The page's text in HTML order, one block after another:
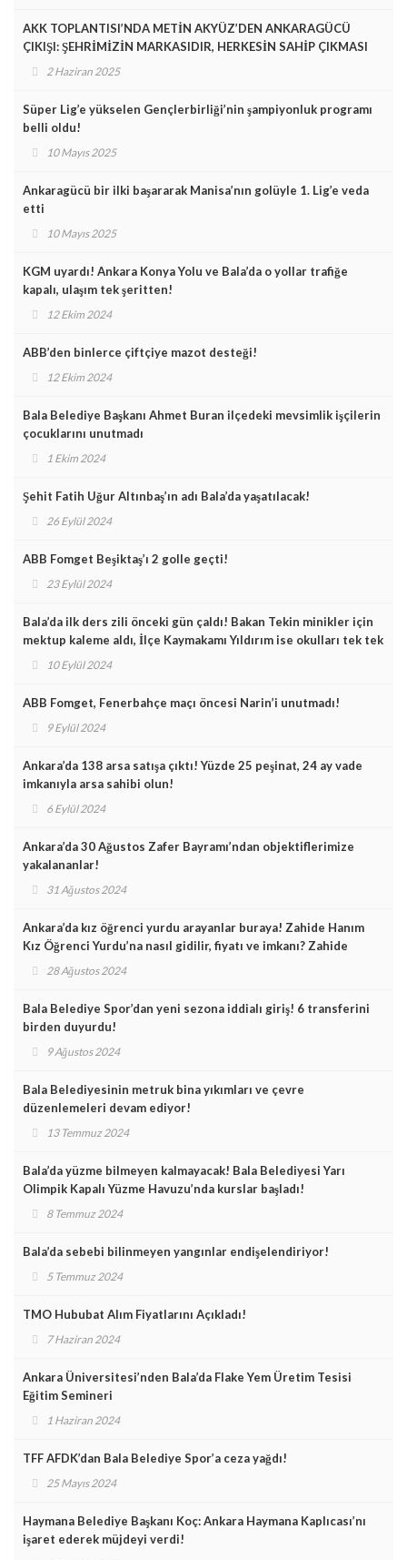
AKK TOPLANTISI’NDA METİN AKYÜZ’DEN ANKARAGÜCÜ
ÇIKIŞI: ŞEHRİMİZİN MARKASIDIR, HERKESİN SAHİP ÇIKMASI
GEREKİYOR
2 Haziran 2025
Süper Lig’e yükselen Gençlerbirliği’nin şampiyonluk programı
belli oldu!
10 Mayıs 2025
Ankaragücü bir ilki başararak Manisa’nın golüyle 1. Lig’e veda
etti
10 Mayıs 2025
KGM uyardı! Ankara Konya Yolu ve Bala’da o yollar trafiğe
kapalı, ulaşım tek şeritten!
12 Ekim 2024
ABB’den binlerce çiftçiye mazot desteği!
12 Ekim 2024
Bala Belediye Başkanı Ahmet Buran ilçedeki mevsimlik işçilerin
çocuklarını unutmadı
1 Ekim 2024
Şehit Fatih Uğur Altınbaş’ın adı Bala’da yaşatılacak!
26 Eylül 2024
ABB Fomget Beşiktaş’ı 2 golle geçti!
23 Eylül 2024
Bala’da ilk ders zili önceki gün çaldı! Bakan Tekin minikler için
mektup kaleme aldı, İlçe Kaymakamı Yıldırım ise okulları tek tek
ziyaret etti!
10 Eylül 2024
ABB Fomget, Fenerbahçe maçı öncesi Narin’i unutmadı!
9 Eylül 2024
Ankara’da 138 arsa satışa çıktı! Yüzde 25 peşinat, 24 ay vade
imkanıyla arsa sahibi olun!
6 Eylül 2024
Ankara’da 30 Ağustos Zafer Bayramı’ndan objektiflerimize
yakalananlar!
31 Ağustos 2024
Ankara’da kız öğrenci yurdu arayanlar buraya! Zahide Hanım
Kız Öğrenci Yurdu’na nasıl gidilir, fiyatı ve imkanı? Zahide
Hanım Kız Öğrenci Yurdu Necatibey ve Kurtuluş şubesi yol
28 Ağustos 2024
Bala Belediye Spor’dan yeni sezona iddialı giriş! 6 transferini
birden duyurdu!
9 Ağustos 2024
Bala Belediyesinin metruk bina yıkımları ve çevre
düzenlemeleri devam ediyor!
13 Temmuz 2024
Bala’da yüzme bilmeyen kalmayacak! Bala Belediyesi Yarı
Olimpik Kapalı Yüzme Havuzu’nda kurslar başladı!
8 Temmuz 2024
Bala’da sebebi bilinmeyen yangınlar endişelendiriyor!
5 Temmuz 2024
TMO Hububat Alım Fiyatlarını Açıkladı!
7 Haziran 2024
Ankara Üniversitesi’nden Bala’da Flake Yem Üretim Tesisi
Eğitim Semineri
1 Haziran 2024
TFF AFDK’dan Bala Belediye Spor’a ceza yağdı!
25 Mayıs 2024
Haymana Belediye Başkanı Koç: Ankara Haymana Kaplıcası’nı
işaret ederek müjdeyi verdi!